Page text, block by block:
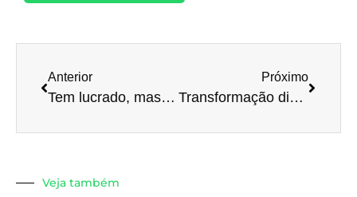
Anterior
Tem lucrado, mas não sabe calcular o EBITDA? Não se preocupe, vamos te ensinar o que é e como fazer!
Próximo
Transformação digital: tenha uma visão clara da sua empresa
Veja também